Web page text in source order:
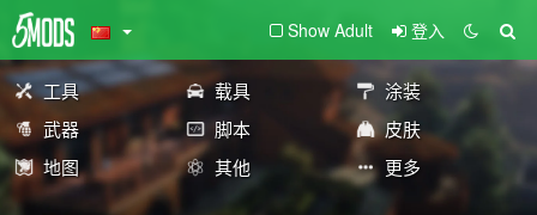
Show Adult 登入
工具 载具
涂装
武器
脚本
皮肤
地图
其他 更多